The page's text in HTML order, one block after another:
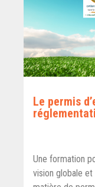
Le permis
Une formation
vision globale